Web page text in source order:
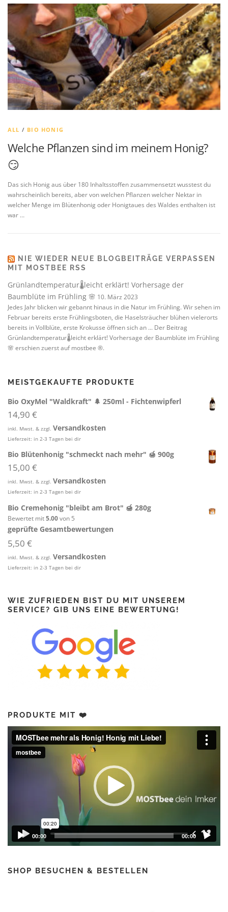
ALL / BIO HONIG
Welche Pflanzen sind im meinem Honig?
😏
Das sich Honig aus über 180 Inhaltsstoffen zusammensetzt wusstest du
wahrscheinlich bereits, aber von welchen Pflanzen welcher Nektar in
welcher Menge im Blütenhonig oder Honigtaues des Waldes enthalten ist
war …
NIE WIEDER NEUE BLOGBEITRÄGE VERPASSEN
MIT MOSTBEE RSS
Grünlandtemperatur🌡️leicht erklärt! Vorhersage der
Baumblüte im Frühling 🌸 10. März 2023
Jedes Jahr blicken wir gebannt hinaus in die Natur im Frühling. Wir sehen im
Februar bereits erste Frühlingsboten, die Haselsträucher blühen vielerorts
bereits in Vollblüte, erste Krokusse öffnen sich an ... Der Beitrag
Grünlandtemperatur🌡️leicht erklärt! Vorhersage der Baumblüte im Frühling
🌸 erschien zuerst auf mostbee ®.
MEISTGEKAUFTE PRODUKTE
Bio OxyMel "Waldkraft" 🌲 250ml - Fichtenwipferl
14,90 €
inkl. Mwst. & zzgl. Versandkosten
Lieferzeit: in 2-3 Tagen bei dir
Bio Blütenhonig "schmeckt nach mehr" 🍯 900g
15,00 €
inkl. Mwst. & zzgl. Versandkosten
Lieferzeit: in 2-3 Tagen bei dir
Bio Cremehonig "bleibt am Brot" 🍯 280g
Bewertet mit5.00von 5
geprüfte Gesamtbewertungen
5,50 €
inkl. Mwst. & zzgl. Versandkosten
Lieferzeit: in 2-3 Tagen bei dir
WIE ZUFRIEDEN BIST DU MIT UNSEREM
SERVICE? GIB UNS EINE BEWERTUNG!
PRODUKTE MIT ❤️
Video-
Player
00:00 00:00
SHOP BESUCHEN & BESTELLEN